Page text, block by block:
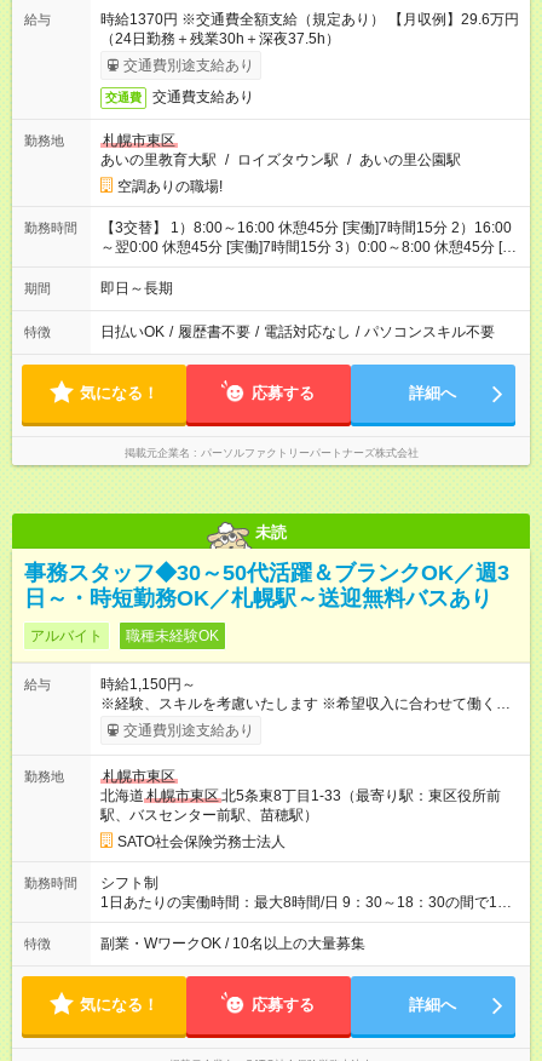
給与
時給1370円 ※交通費全額支給（規定あり） 【月収例】29.6万円
（24日勤務＋残業30h＋深夜37.5h）
交通費別途支給あり
交通費 交通費支給あり
勤務地
札幌市東区
あいの里教育大駅 / ロイズタウン駅 / あいの里公園駅
空調ありの職場!
勤務時間
【3交替】 1）8:00～16:00 休憩45分 [実働]7時間15分 2）16:00
～翌0:00 休憩45分 [実働]7時間15分 3）0:00～8:00 休憩45分 [実
働]7時間15分
期間 即日～長期
特徴 日払いOK / 履歴書不要 / 電話対応なし / パソコンスキル不要
気になる！ 応募する 詳細へ
掲載元企業名 パーソルファクトリーパートナーズ株式会社
未読
事務スタッフ◆30～50代活躍＆ブランクOK／週3
日～・時短勤務OK／札幌駅～送迎無料バスあり
アルバイト 職種未経験OK
給与
時給1,150円～
※経験、スキルを考慮いたします ※希望収入に合わせて働くこと
ができます。 ◇月92，000円 （時給1，150円、1日5時間、週4
日勤務の場合） ◇月161，000円 （時給1，150円、1日7時間、
交通費別途支給あり
勤務地
札幌市東区
北海道 札幌市東区北5条東8丁目1-33（最寄り駅：東区役所前
駅、バスセンター前駅、苗穂駅）
SATO社会保険労務士法人
勤務時間
シフト制
1日あたりの実働時間：最大8時間/日 9：30～18：30の間で1日5
～8時間（週15時間～40時間以内）、週3日～OK！ ※30分単位
で選択可。途中変更可。 ＜選べる勤務シフト例＞ 下記以外も可
分） 10：00～14：00（休憩無） 13：00～18：00（休憩無）
等
特徴 副業・WワークOK / 10名以上の大量募集
気になる！ 応募する 詳細へ